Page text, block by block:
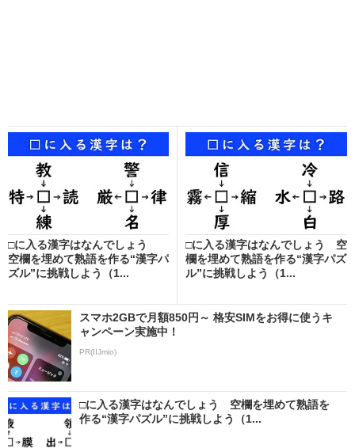
□に入る漢字はなんでしょう
空欄を埋めて熟語を作る“漢字パ
ズル”に挑戦しよう（1...
□に入る漢字はなんでしょう 空
欄を埋めて熟語を作る“漢字パズ
ル”に挑戦しよう（1...
スマホ2GBで月額850円～ 格安SIMをお得に使うキ
ャンペーン実施中！
PR(IIJmio)
□に入る漢字はなんでしょう 空欄を埋めて熟語を
作る“漢字パズル”に挑戦しよう（1...